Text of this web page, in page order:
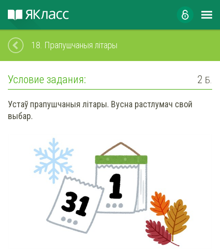
18. Прапушчаныя літары
Условие задания: 2 Б.
Устаў прапушчаныя літары. Вусна растлумач свой
выбар.